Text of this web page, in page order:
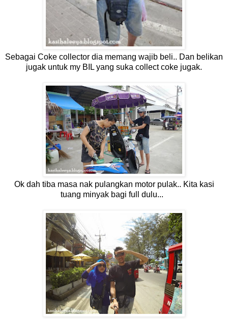
Sebagai Coke collector dia memang wajib beli.. Dan belikan
jugak untuk my BIL yang suka collect coke jugak.
Ok dah tiba masa nak pulangkan motor pulak.. Kita kasi
tuang minyak bagi full dulu...